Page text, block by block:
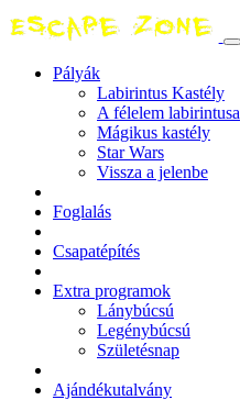
Pályák
Labirintus Kastély
A félelem labirintusa
Mágikus kastély
Star Wars
Vissza a jelenbe
Foglalás
Csapatépítés
Extra programok
Lánybúcsú
Legénybúcsú
Születésnap
Ajándékutalvány